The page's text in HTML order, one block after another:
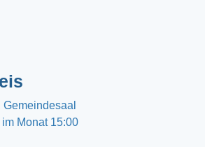
Monat 15:00